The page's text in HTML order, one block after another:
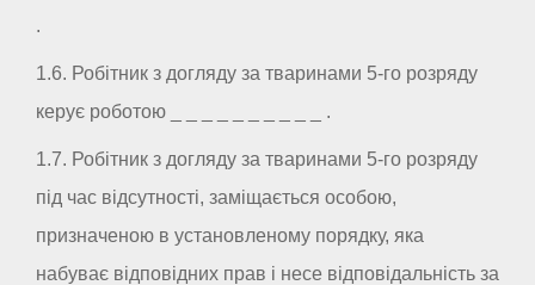
.
1.6. Робітник з догляду за тваринами 5-го розряду
керує роботою _ _ _ _ _ _ _ _ _ _ .
1.7. Робітник з догляду за тваринами 5-го розряду
під час відсутності, заміщається особою,
призначеною в установленому порядку, яка
набуває відповідних прав і несе відповідальність за